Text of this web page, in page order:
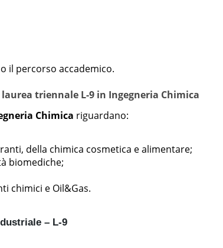
il percorso accademico.
triennale L-9 in Ingegneria Chimica
Chimica riguardano:
della chimica cosmetica e alimentare;
biomediche;
chimici e Oil&Gas.
– L-9